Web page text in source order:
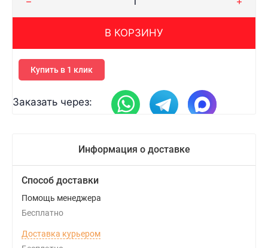
В КОРЗИНУ
Купить в 1 клик
Заказать через:
Информация о доставке
Способ доставки
Помощь менеджера
Бесплатно
Доставка курьером